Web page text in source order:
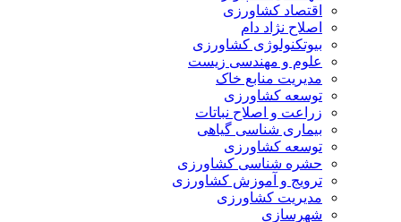
اقتصاد کشاورزی
اصلاح نژاد دام
بیوتکنولوژی کشاورزی
علوم و مهندسی زیست
مدیریت منابع خاک
توسعه کشاورزی
زراعت و اصلاح نباتات
بیماری شناسی گیاهی
توسعه کشاورزی
حشره شناسی کشاورزی
ترویج و آموزش کشاورزی
مدیریت کشاورزی
شهرسازی